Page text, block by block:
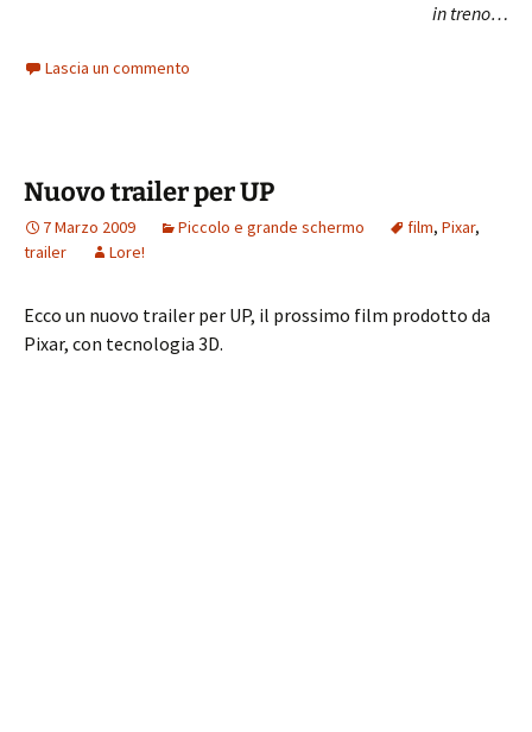
in treno…
Lascia un commento
Nuovo trailer per UP
7 Marzo 2009 Piccolo e grande schermo film, Pixar,
trailer
Lore!
Ecco un nuovo trailer per UP, il prossimo film prodotto da
Pixar, con tecnologia 3D.